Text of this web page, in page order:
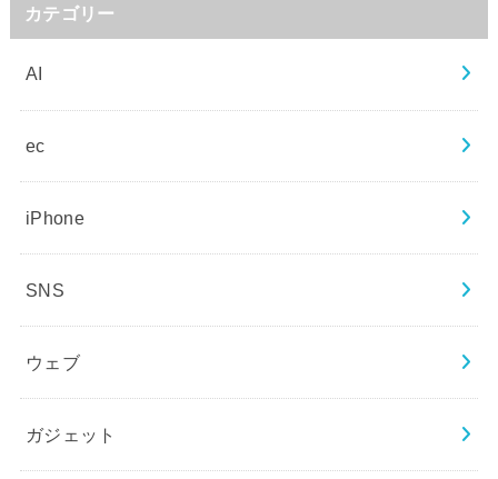
カテゴリー
AI
ec
iPhone
SNS
ウェブ
ガジェット